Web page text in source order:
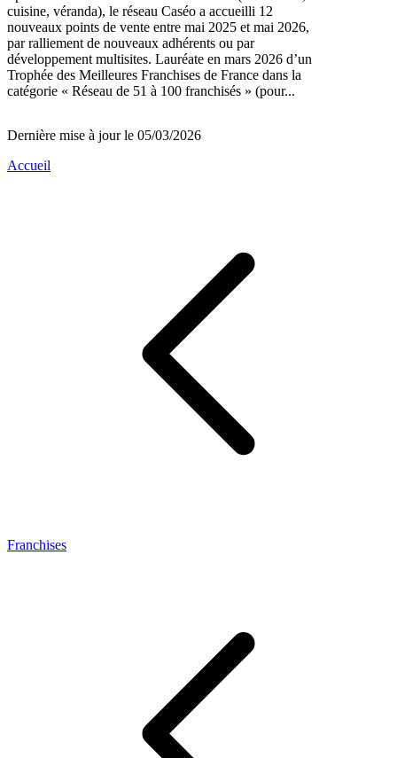
cuisine, véranda), le réseau Caséo a accueilli 12
nouveaux points de vente entre mai 2025 et mai 2026,
par ralliement de nouveaux adhérents ou par
développement multisites. Lauréate en mars 2026 d’un
Trophée des Meilleures Franchises de France dans la
catégorie « Réseau de 51 à 100 franchisés » (pour...
Dernière mise à jour le 05/03/2026
Accueil
Franchises